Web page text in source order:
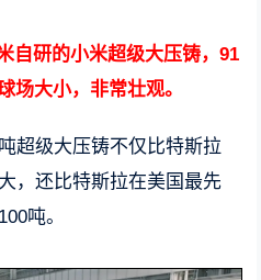
自研的小米超级大压铸，91
场大小，非常壮观。
超级大压铸不仅比特斯拉
，还比特斯拉在美国最先
吨。